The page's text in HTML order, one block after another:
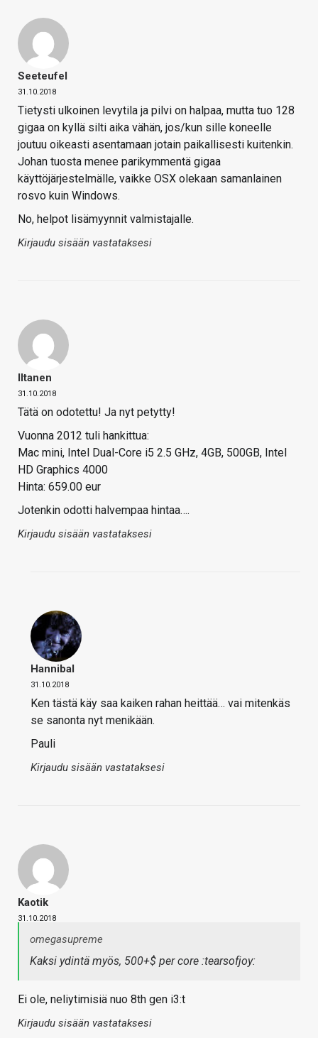
Seeteufel
31.10.2018
Tietysti ulkoinen levytila ja pilvi on halpaa, mutta tuo 128
gigaa on kyllä silti aika vähän, jos/kun sille koneelle
joutuu oikeasti asentamaan jotain paikallisesti kuitenkin.
Johan tuosta menee parikymmentä gigaa
käyttöjärjestelmälle, vaikke OSX olekaan samanlainen
rosvo kuin Windows.
No, helpot lisämyynnit valmistajalle.
Kirjaudu sisään vastataksesi
Iltanen
31.10.2018
Tätä on odotettu! Ja nyt petytty!
Vuonna 2012 tuli hankittua:
Mac mini, Intel Dual-Core i5 2.5 GHz, 4GB, 500GB, Intel
HD Graphics 4000
Hinta: 659.00 eur
Jotenkin odotti halvempaa hintaa….
Kirjaudu sisään vastataksesi
Hannibal
31.10.2018
Ken tästä käy saa kaiken rahan heittää… vai mitenkäs
se sanonta nyt menikään.
Pauli
Kirjaudu sisään vastataksesi
Kaotik
31.10.2018
omegasupreme
Kaksi ydintä myös, 500+$ per core :tearsofjoy:
Ei ole, neliytimisiä nuo 8th gen i3:t
Kirjaudu sisään vastataksesi